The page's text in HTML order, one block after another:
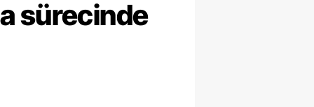
sürecinde